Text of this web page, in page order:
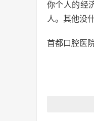
你个人的经
人。其他没
首都口腔医